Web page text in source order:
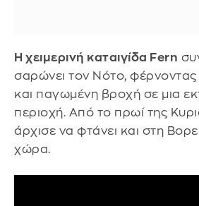
Η χειμερινή καταιγίδα Fern
σαρώνει τον Νότο, φέρνοντας
και παγωμένη βροχή σε μια
περιοχή. Από το πρωί της
άρχισε να φτάνει και στη
χώρα.